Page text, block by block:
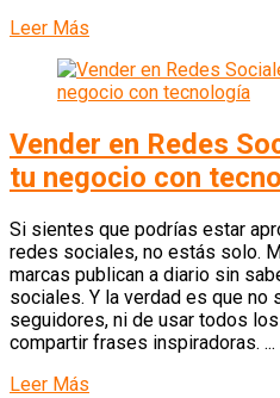
Leer Más
Vender en Redes
tu negocio con
Si sientes que podrías estar
redes sociales, no estás solo.
marcas publican a diario sin
sociales. Y la verdad es que no
seguidores, ni de usar todos
compartir frases inspiradoras. ...
Leer Más